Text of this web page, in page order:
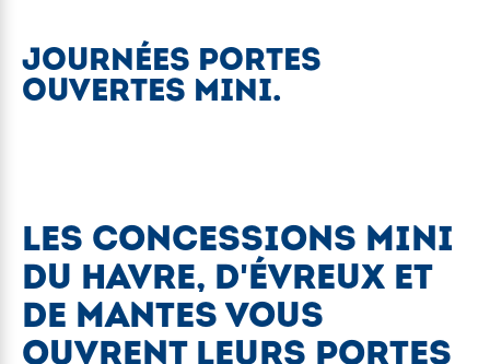
JOURNÉES PORTES
OUVERTES MINI.
LES CONCESSIONS MINI
DU HAVRE, D'ÉVREUX ET
DE MANTES VOUS
OUVRENT LEURS PORTES